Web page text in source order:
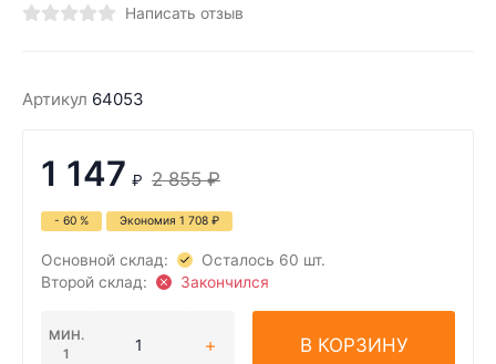
Написать отзыв
Артикул 64053
1 147 ₽ 2 855 ₽
- 60 % Экономия 1 708 ₽
Основной склад:
Осталось 60 шт.
Второй склад:
Закончился
МИН.
1
В КОРЗИНУ